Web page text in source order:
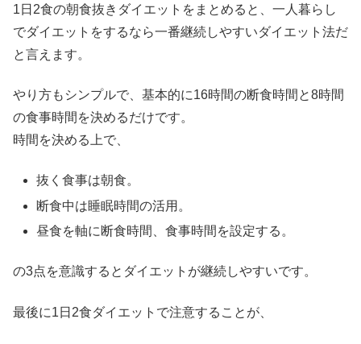
1日2食の朝食抜きダイエットをまとめると、一人暮らし
でダイエットをするなら一番継続しやすいダイエット法だ
と言えます。
やり方もシンプルで、基本的に16時間の断食時間と8時間
の食事時間を決めるだけです。
時間を決める上で、
抜く食事は朝食。
断食中は睡眠時間の活用。
昼食を軸に断食時間、食事時間を設定する。
の3点を意識するとダイエットが継続しやすいです。
最後に1日2食ダイエットで注意することが、